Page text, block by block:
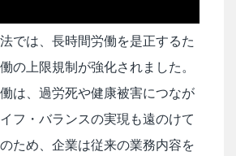
では、長時間労働を是正するた
の上限規制が強化されました。
は、過労死や健康被害につなが
フ・バランスの実現も遠のけて
ため、企業は従来の業務内容を